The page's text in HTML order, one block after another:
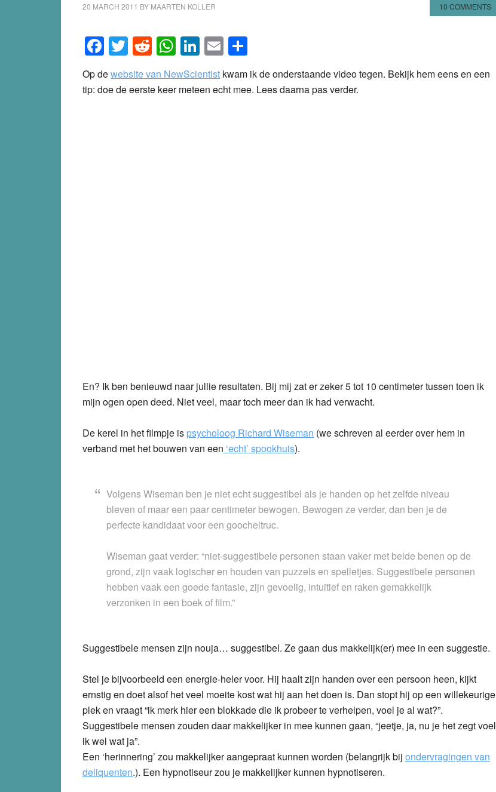
20 MARCH 2011 BY MAARTEN KOLLER 10 COMMENTS
Facebook
Twitter
Reddit
WhatsApp
LinkedIn
Email
Op dewebsite van NewScientist kwam ik de onderstaande video tegen. Bekijk hem eens en een
tip: doe de eerste keer meteen echt mee. Lees daarna pas verder.
En? Ik ben benieuwd naar jullie resultaten. Bij mij zat er zeker 5 tot 10 centimeter tussen toen ik
mijn ogen open deed. Niet veel, maar toch meer dan ik had verwacht.
De kerel in het filmpje is psycholoog Richard Wiseman (we schreven al eerder over hem in
verband met het bouwen van een ‘echt’ spookhuis).
Volgens Wiseman ben je niet echt suggestibel als je handen op het zelfde niveau
bleven of maar een paar centimeter bewogen. Bewogen ze verder, dan ben je de
perfecte kandidaat voor een goocheltruc.
Wiseman gaat verder: “niet-suggestibele personen staan vaker met beide benen op de
grond, zijn vaak logischer en houden van puzzels en spelletjes. Suggestibele personen
hebben vaak een goede fantasie, zijn gevoelig, intuitief en raken gemakkelijk
verzonken in een boek of film.”
Suggestibele mensen zijn nouja… suggestibel. Ze gaan dus makkelijk(er) mee in een suggestie.
Stel je bijvoorbeeld een energie-heler voor. Hij haalt zijn handen over een persoon heen, kijkt
ernstig en doet alsof het veel moeite kost wat hij aan het doen is. Dan stopt hij op een willekeurige
plek en vraagt “ik merk hier een blokkade die ik probeer te verhelpen, voel je al wat?”.
Suggestibele mensen zouden daar makkelijker in mee kunnen gaan, “jeetje, ja, nu je het zegt voel
ik wel wat ja”.
Een ‘herinnering’ zou makkelijker aangepraat kunnen worden (belangrijk bij ondervragingen van
deliquenten.). Een hypnotiseur zou je makkelijker kunnen hypnotiseren.